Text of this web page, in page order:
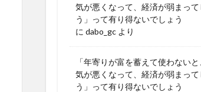
気が悪くなって、経済が弱まって
う」って有り得ないでしょう
に dabo_gc より
「年寄りが富を蓄えて使わない
気が悪くなって、経済が弱まって
う」って有り得ないでしょう